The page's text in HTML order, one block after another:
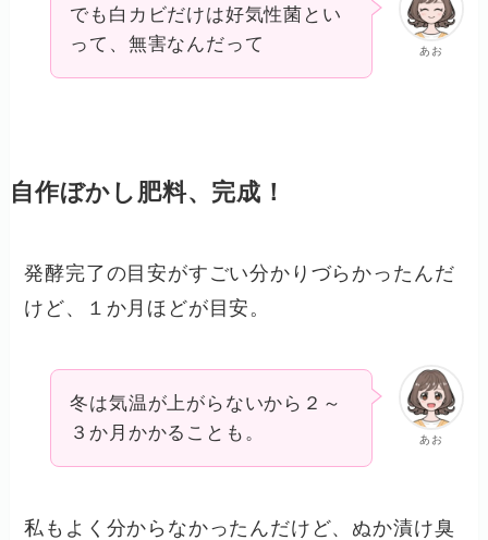
あお
でも白カビだけは好気性菌とい
って、無害なんだって
自作ぼかし肥料、完成！
発酵完了の目安がすごい分かりづらかったんだ
けど、１か月ほどが目安。
あお
冬は気温が上がらないから２～
３か月かかることも。
私もよく分からなかったんだけど、ぬか漬け臭